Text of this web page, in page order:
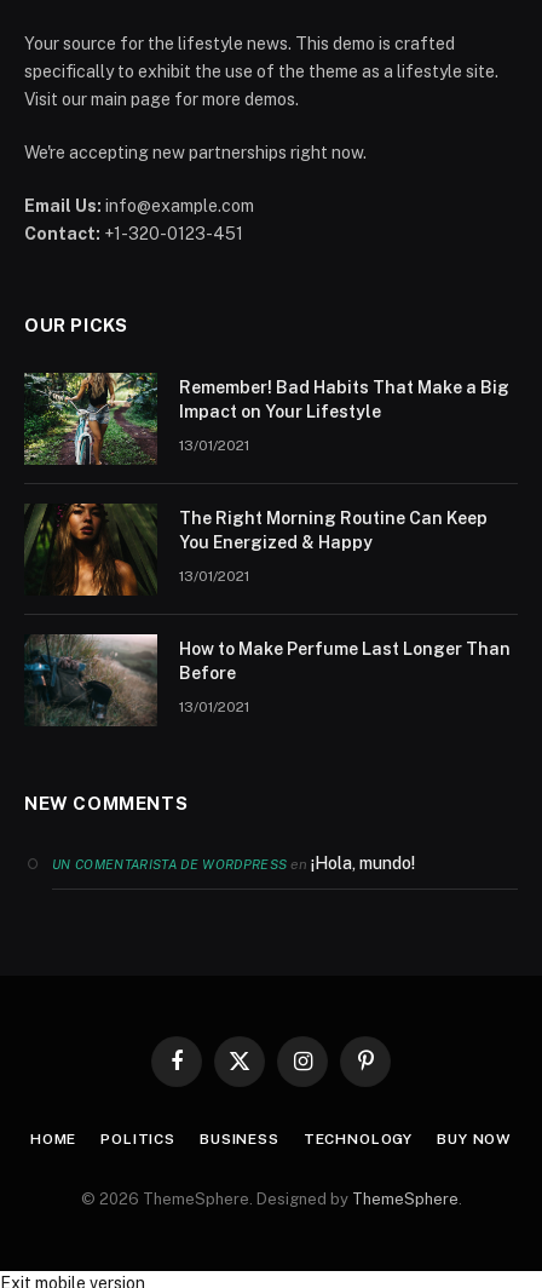
Your source for the lifestyle news. This demo is crafted
specifically to exhibit the use of the theme as a lifestyle site.
Visit our main page for more demos.
We're accepting new partnerships right now.
Email Us: info@example.com
Contact: +1-320-0123-451
OUR PICKS
Remember! Bad Habits That Make a Big
Impact on Your Lifestyle
13/01/2021
The Right Morning Routine Can Keep
You Energized & Happy
13/01/2021
How to Make Perfume Last Longer Than
Before
13/01/2021
NEW COMMENTS
UN COMENTARISTA DE WORDPRESS en¡Hola, mundo!
Facebook
X
InstagramPinterest
HOME POLITICS BUSINESS TECHNOLOGY BUY NOW
© 2026 ThemeSphere. Designed by ThemeSphere
Exit mobile version